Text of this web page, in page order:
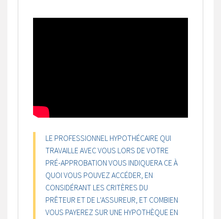
LE PROFESSIONNEL HYPOTHÉCAIRE QUI
TRAVAILLE AVEC VOUS LORS DE VOTRE
PRÉ-APPROBATION VOUS INDIQUERA CE À
QUOI VOUS POUVEZ ACCÉDER, EN
CONSIDÉRANT LES CRITÈRES DU
PRÊTEUR ET DE L’ASSUREUR, ET COMBIEN
VOUS PAYEREZ SUR UNE HYPOTHÈQUE EN